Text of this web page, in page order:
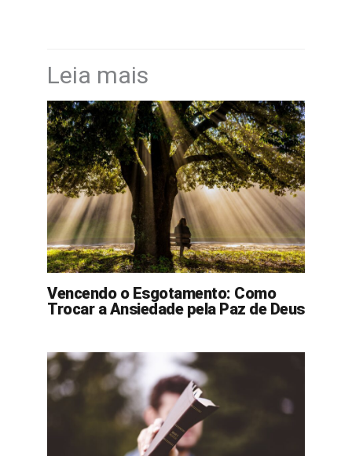
Leia mais
Vencendo o Esgotamento: Como
Trocar a Ansiedade pela Paz de Deus